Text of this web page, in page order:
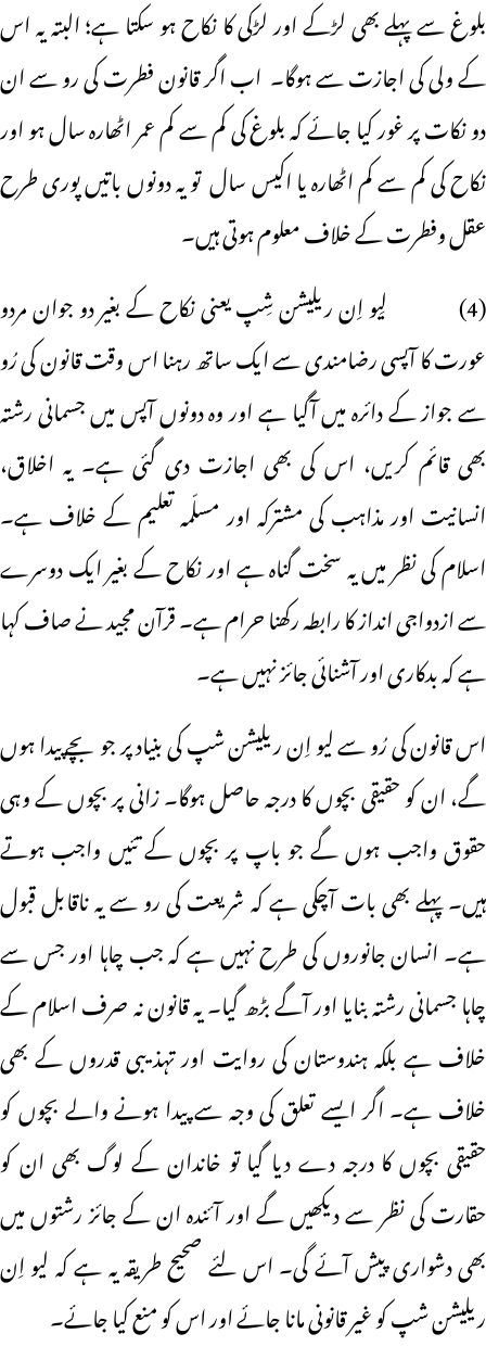
بلوغ سے پہلے بھی لڑکے اور لڑکی کا نکاح ہو سکتا ہے؛ البتہ یہ اس
کے ولی کی اجازت سے ہوگا۔ اب اگر قانون فطرت کی رو سے ان
دو نکات پر غور کیا جائے کہ بلوغ کی کم سے کم عمر اٹھارہ سال ہو اور
نکاح کی کم سے کم اٹھارہ یا اکیس سال تو یہ دونوں باتیں پوری طرح
عقل وفطرت کے خلاف معلوم ہوتی ہیں۔
(4) لِیو اِن ریلیشن شِپ یعنی نکاح کے بغیر دو جوان مردو
عورت کا آپسی رضامندی سے ایک ساتھ رہنا اس وقت قانون کی رُو
سے جواز کے دائرہ میں آگیا ہے اور وہ دونوں آپس میں جسمانی رشتہ
بھی قائم کریں، اس کی بھی اجازت دی گئی ہے۔ یہ اخلاق،
انسانیت اور مذاہب کی مشترکہ اور مسلّمہ تعلیم کے خلاف ہے۔
اسلام کی نظر میں یہ سخت گناہ ہے اور نکاح کے بغیر ایک دوسرے
سے ازدواجی انداز کا رابطہ رکھنا حرام ہے۔ قرآن مجید نے صاف کہا
ہے کہ بدکاری اور آشنائی جائز نہیں ہے۔
اس قانون کی رُو سے لیو اِن ریلیشن شپ کی بنیاد پر جو بچے پیدا ہوں
گے، ان کو حقیقی بچوں کا درجہ حاصل ہوگا۔ زانی پر بچوں کے وہی
حقوق واجب ہوں گے جو باپ پر بچوں کے تئیں واجب ہوتے
ہیں۔ پہلے بھی بات آچکی ہے کہ شریعت کی رو سے یہ ناقابل قبول
ہے۔ انسان جانوروں کی طرح نہیں ہے کہ جب چاہا اور جس سے
چاہا جسمانی رشتہ بنایا اور آگے بڑھ گیا۔ یہ قانون نہ صرف اسلام کے
خلاف ہے بلکہ ہندوستان کی روایت اور تہذیبی قدروں کے بھی
خلاف ہے۔ اگر ایسے تعلق کی وجہ سے پیدا ہونے والے بچوں کو
حقیقی بچوں کا درجہ دے دیا گیا تو خاندان کے لوگ بھی ان کو
حقارت کی نظر سے دیکھیں گے اور آئندہ ان کے جائز رشتوں میں
بھی دشواری پیش آئے گی۔ اس لئے صحیح طریقہ یہ ہے کہ لیو اِن
ریلیشن شپ کو غیر قانونی مانا جائے اور اس کو منع کیا جائے۔